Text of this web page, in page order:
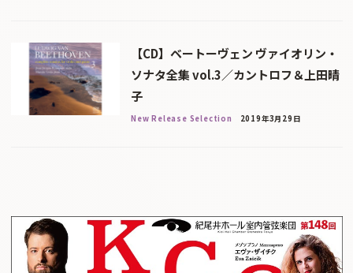
【CD】ベートーヴェン ヴァイオリン・
ソナタ全集 vol.3／カントロフ＆上田晴
子
New Release Selection 2019年3月29日